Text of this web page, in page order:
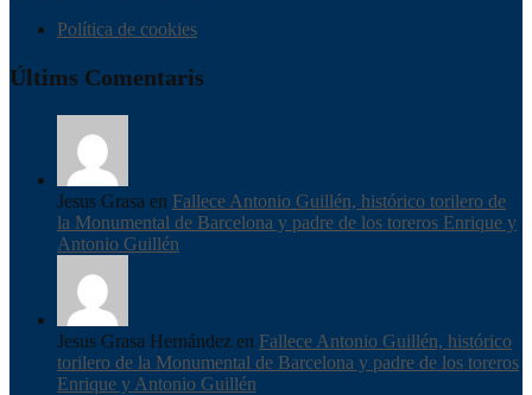
Política de cookies
Últims Comentaris
Jesus Grasa en Fallece Antonio Guillén, histórico torilero de
la Monumental de Barcelona y padre de los toreros Enrique y
Antonio Guillén
Jesus Grasa Hernández en Fallece Antonio Guillén, histórico
torilero de la Monumental de Barcelona y padre de los toreros
Enrique y Antonio Guillén